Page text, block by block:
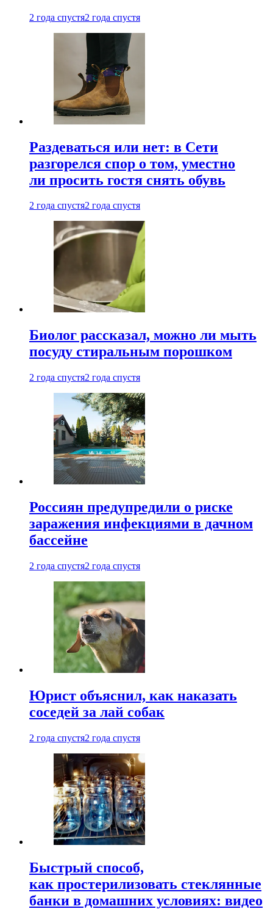
2 года спустя2 года спустя
Раздеваться или нет: в Сети
разгорелся спор о том, уместно
ли просить гостя снять обувь
2 года спустя2 года спустя
Биолог рассказал, можно ли мыть
посуду стиральным порошком
2 года спустя2 года спустя
Россиян предупредили о риске
заражения инфекциями в дачном
бассейне
2 года спустя2 года спустя
Юрист объяснил, как наказать
соседей за лай собак
2 года спустя2 года спустя
Быстрый способ,
как простерилизовать стеклянные
банки в домашних условиях: видео